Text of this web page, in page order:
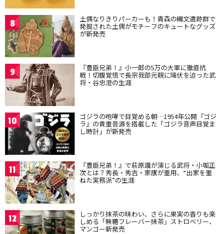
8 土偶なりきりパーカーも！青森の縄文遺跡群で
発掘された土偶がモチーフのキュートなグッズ
が新発売
9 『豊臣兄弟！』小一郎の5万の大軍に徹底抗
戦！切腹覚悟で長宗我部元親に降伏を迫った武
将・谷忠澄の生涯
10 ゴジラの咆哮で目覚める朝…1954年公開『ゴジ
ラ』の貴重音源を搭載した「ゴジラ音声目覚ま
し時計」が新発売
11 『豊臣兄弟！』で萩原護が演じる武将・小堀正
次とは？秀長・秀吉・家康が重用、“出家を重
ねた実務派”の生涯
12 しっかり抹茶の味わい、さらに果実の香りも楽
しめる「無糖フレーバー抹茶」ストロベリー、
マンゴー新発売